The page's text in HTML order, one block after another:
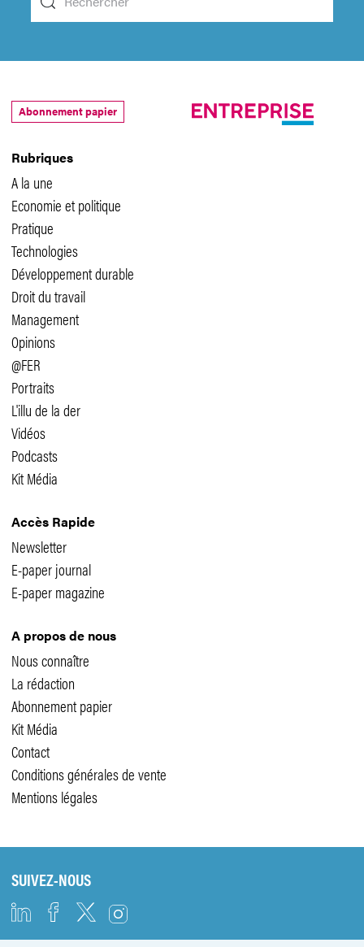
Rubriques
A la une
Economie et politique
Pratique
Technologies
Développement durable
Droit du travail
Management
Opinions
@FER
Portraits
L'illu de la der
Vidéos
Podcasts
Kit Média
Accès Rapide
Newsletter
E-paper journal
E-paper magazine
A propos de nous
Nous connaître
La rédaction
Abonnement papier
Kit Média
Contact
Conditions générales de vente
Mentions légales
Abonnement papier
SUIVEZ-NOUS